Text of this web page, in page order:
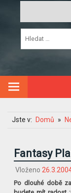
Jste v: Domů
Fantasy
Vloženo
Po dlouhé době